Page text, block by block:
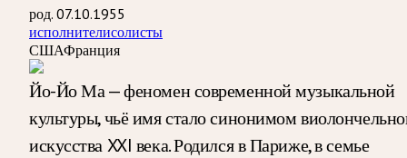
род. 07.10.1955
исполнителисолисты
СШАФранция
Йо-Йо Ма — феномен современной музыкальной
культуры, чьё имя стало синонимом
искусства XXI века. Родился в Париже, в семье